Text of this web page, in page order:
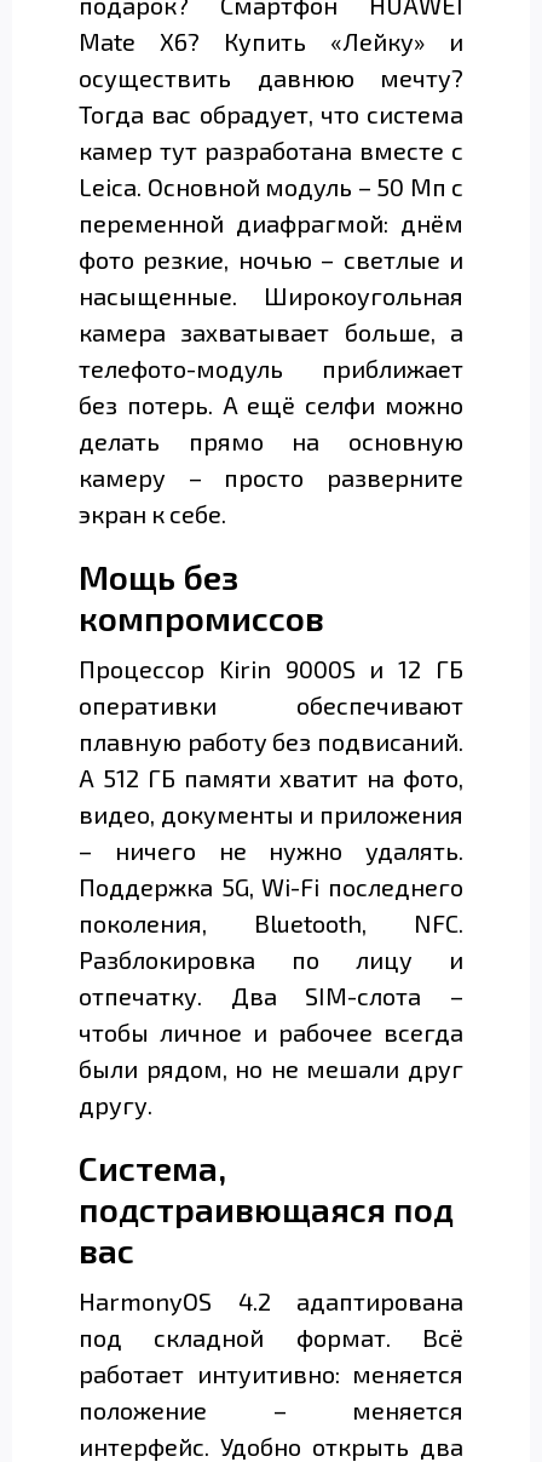
Mate X6? Купить «Лейку» и
осуществить давнюю мечту?
Тогда вас обрадует, что система
камер тут разработана вместе с
Leica. Основной модуль – 50 Мп с
переменной диафрагмой: днём
фото резкие, ночью – светлые и
насыщенные. Широкоугольная
камера захватывает больше, а
телефото-модуль приближает
без потерь. А ещё селфи можно
делать прямо на основную
камеру – просто разверните
экран к себе.
Мощь без
компромиссов
Процессор Kirin 9000S и 12 ГБ
оперативки обеспечивают
плавную работу без подвисаний.
А 512 ГБ памяти хватит на фото,
видео, документы и приложения
– ничего не нужно удалять.
Поддержка 5G, Wi-Fi последнего
поколения, Bluetooth, NFC.
Разблокировка по лицу и
отпечатку. Два SIM-слота –
чтобы личное и рабочее всегда
были рядом, но не мешали друг
другу.
Система,
подстраивющаяся под
вас
HarmonyOS 4.2 адаптирована
под складной формат. Всё
работает интуитивно: меняется
положение – меняется
интерфейс. Удобно открыть два